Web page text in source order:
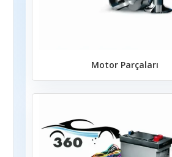
Motor Parçaları